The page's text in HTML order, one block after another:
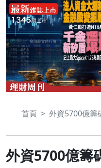
首頁 外資5700億籌
外資5700億籌